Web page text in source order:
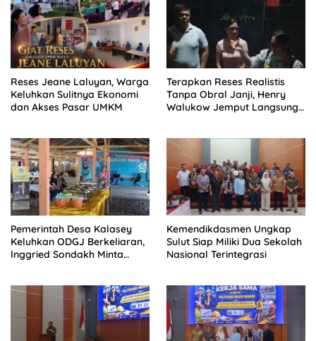
Reses Jeane Laluyan, Warga
Keluhkan Sulitnya Ekonomi
dan Akses Pasar UMKM
Terapkan Reses Realistis
Tanpa Obral Janji, Henry
Walukow Jemput Langsung
Pemerintah Desa Kalasey
Keluhkan ODGJ Berkeliaran,
Inggried Sondakh Minta
Kemendikdasmen Ungkap
Sulut Siap Miliki Dua Sekolah
Nasional Terintegrasi